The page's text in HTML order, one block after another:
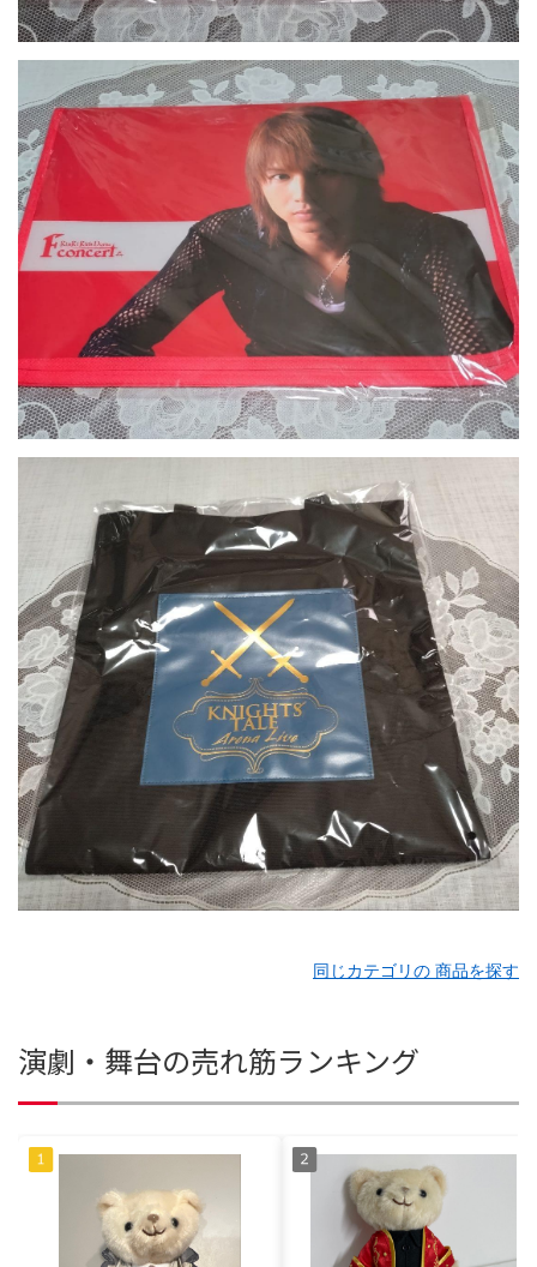
同じカテゴリの 商品を探す
演劇・舞台の売れ筋ランキング